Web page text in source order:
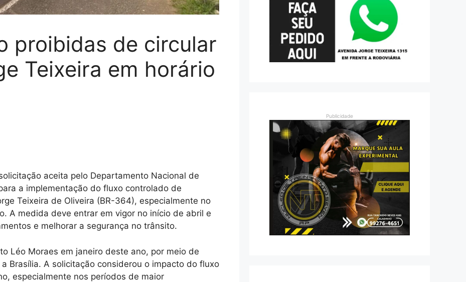
proibidas de circular
Teixeira em horário
aceita pelo Departamento Nacional de
a implementação do fluxo controlado de
Teixeira de Oliveira (BR-364), especialmente no
A medida deve entrar em vigor no início de abril e
e melhorar a segurança no trânsito.
Léo Moraes em janeiro deste ano, por meio de
Brasília. A solicitação considerou o impacto do fluxo
especialmente nos períodos de maior
Publicidade